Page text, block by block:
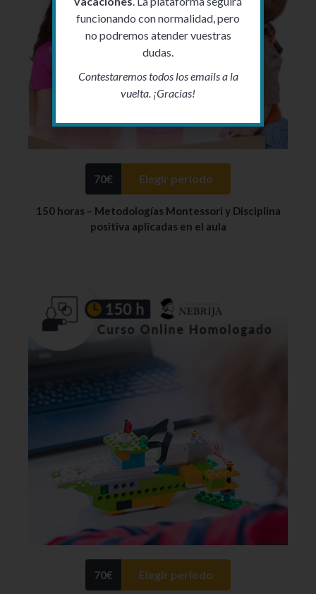
70€ Elegir periodo
150 horas – Metodologías Montessori y Disciplina
positiva aplicadas en el aula
70€ Elegir periodo
funcionando con normalidad, pero
no podremos atender vuestras
dudas.
Contestaremos todos los emails a la
vuelta. ¡Gracias!